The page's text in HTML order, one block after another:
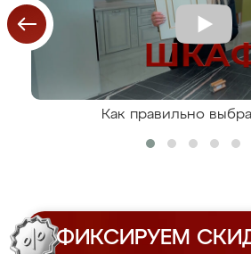
Как правильно
ФИКСИРУЕМ